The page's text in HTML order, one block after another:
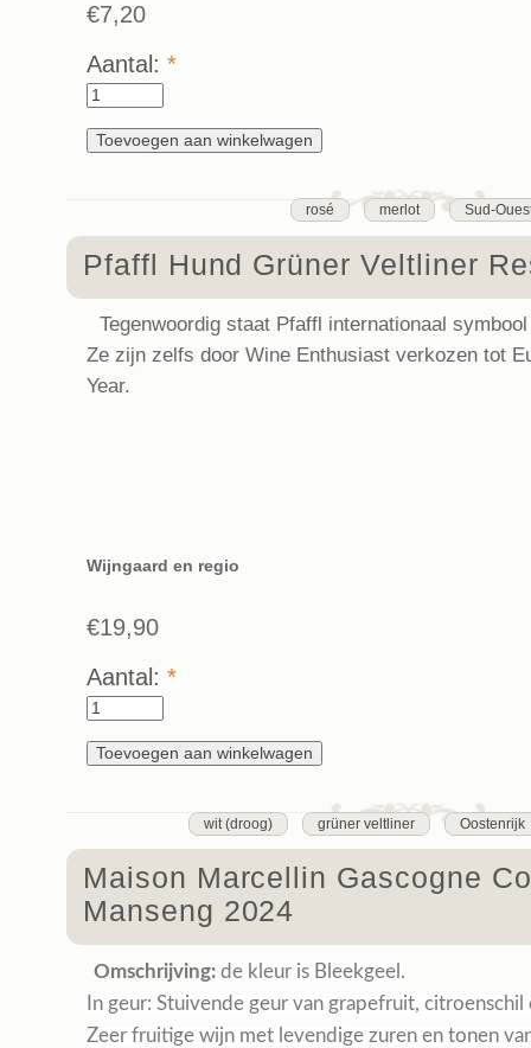
€7,20
Aantal: *
rosé merlot Sud-
Pfaffl Hund Grüner Veltliner
Tegenwoordig staat Pfaffl internationaal
Ze zijn zelfs door Wine Enthusiast verkozen tot
Year.
Wijngaard en regio
€19,90
Aantal: *
wit (droog) grüner veltliner Oostenrijk
Maison Marcellin Gascogne
Manseng 2024
Omschrijving: de kleur is Bleekgeel.
In geur: Stuivende geur van grapefruit,
Zeer fruitige wijn met levendige zuren en tonen